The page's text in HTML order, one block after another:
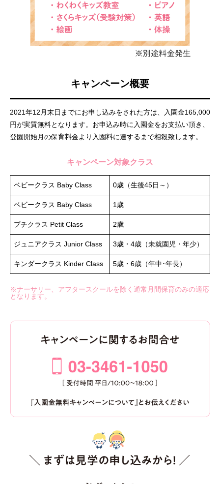
キャンペーン概要
2021年12月末日までにお申し込みをされた方は、入園金165,000
円が実質無料となります。お申込み時に入園金をお支払い頂き、
登園開始月の保育料金より入園料に達するまで相殺致します。
キャンペーン対象クラス
ベビークラス Baby Class 0歳（生後45日～）
ベビークラス Baby Class 1歳
プチクラス Petit Class 2歳
ジュニアクラス Junior Class 3歳・4歳（未就園児・年少）
キンダークラス Kinder Class 5歳・6歳（年中･年長）
※ナーサリー、アフタースクールを除く通常月間保育のみの適応
となります。